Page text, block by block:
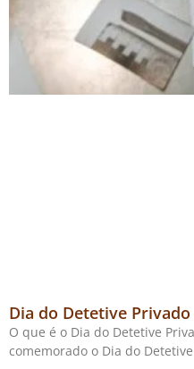
Dia do Detetive Privado
O que é o Dia do Detetive
comemorado o Dia do